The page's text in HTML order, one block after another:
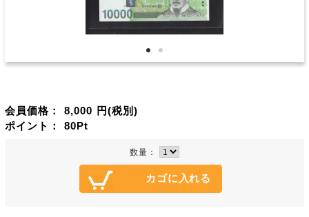
会員価格： 8,000 円(税別)
ポイント： 80Pt
数量：